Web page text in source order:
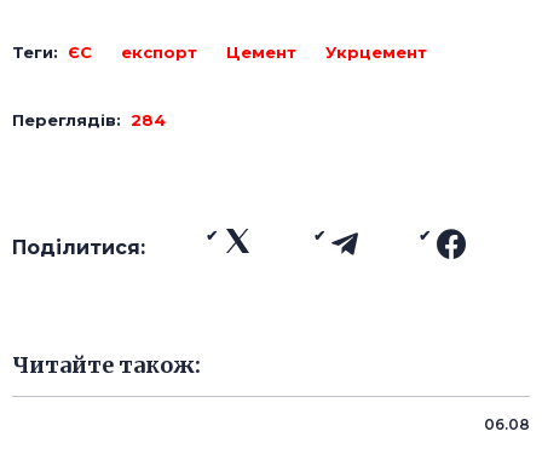
Теги: ЄС експорт Цемент Укрцемент
Переглядів: 284
Поділитися:
Читайте також:
06.08